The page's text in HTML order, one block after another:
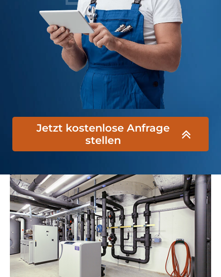
Jetzt kostenlose Anfrage
stellen